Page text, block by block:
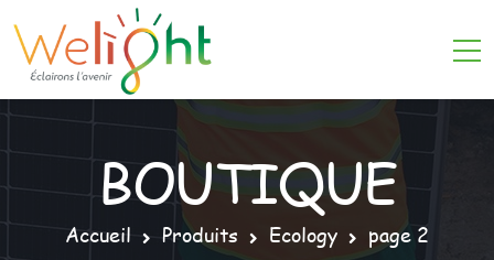
BOUTIQUE
Accueil Produits Ecology page 2